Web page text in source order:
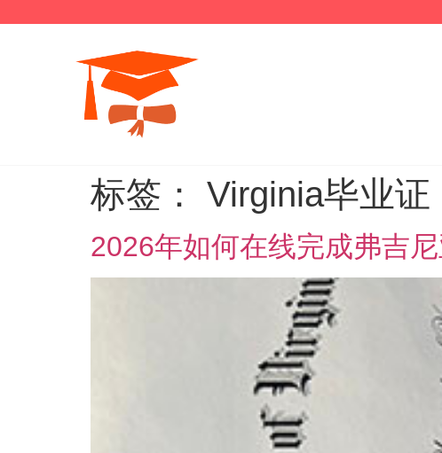
标签： Virginia毕业证
2026年如何在线完成弗吉